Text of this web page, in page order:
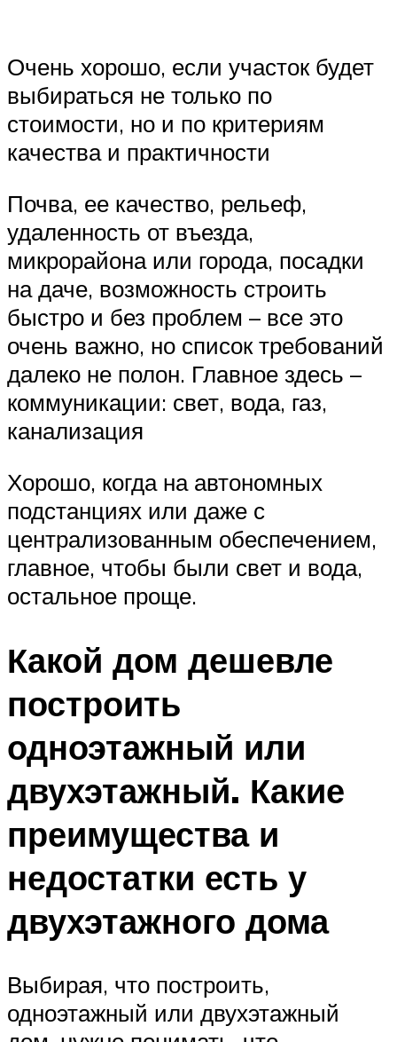
Очень хорошо, если участок будет
выбираться не только по
стоимости, но и по критериям
качества и практичности
Почва, ее качество, рельеф,
удаленность от въезда,
микрорайона или города, посадки
на даче, возможность строить
быстро и без проблем – все это
очень важно, но список требований
далеко не полон. Главное здесь –
коммуникации: свет, вода, газ,
канализация
Хорошо, когда на автономных
подстанциях или даже с
централизованным обеспечением,
главное, чтобы были свет и вода,
остальное проще.
Какой дом дешевле
построить
одноэтажный или
двухэтажный. Какие
преимущества и
недостатки есть у
двухэтажного дома
Выбирая, что построить,
одноэтажный или двухэтажный